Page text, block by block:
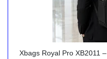
Xbags Royal Pro XB2011